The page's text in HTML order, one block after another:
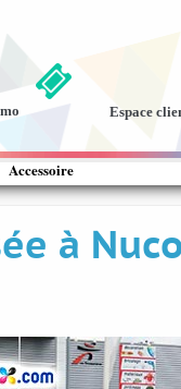
Espace
Accessoire
à